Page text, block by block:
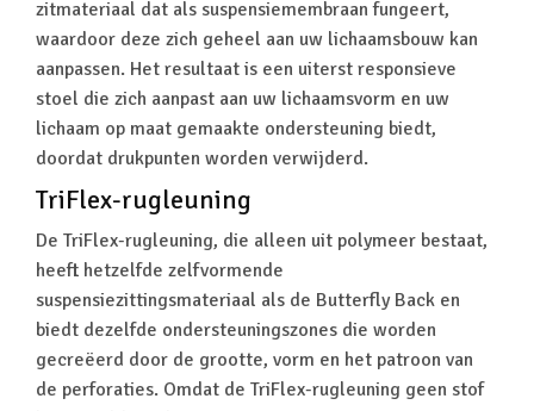
zitmateriaal dat als suspensiemembraan fungeert,
waardoor deze zich geheel aan uw lichaamsbouw kan
aanpassen. Het resultaat is een uiterst responsieve
stoel die zich aanpast aan uw lichaamsvorm en uw
lichaam op maat gemaakte ondersteuning biedt,
doordat drukpunten worden verwijderd.
TriFlex-rugleuning
De TriFlex-rugleuning, die alleen uit polymeer bestaat,
heeft hetzelfde zelfvormende
suspensiezittingsmateriaal als de Butterfly Back en
biedt dezelfde ondersteuningszones die worden
gecreëerd door de grootte, vorm en het patroon van
de perforaties. Omdat de TriFlex-rugleuning geen stof